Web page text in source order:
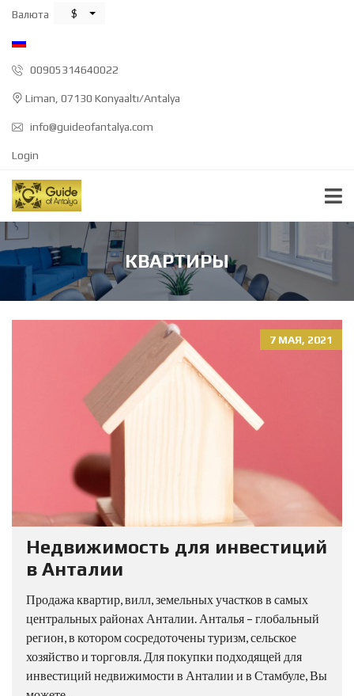
Валюта $
00905314640022
Liman, 07130 Konyaaltı/Antalya
info@guideofantalya.com
Login
КВАРТИРЫ
7 МАЯ, 2021
Недвижимость для инвестиций
в Анталии
Продажа квартир, вилл, земельных участков в самых
центральных районах Анталии. Анталья – глобальный
регион, в котором сосредоточены туризм, сельское
хозяйство и торговля. Для покупки подходящей для
инвестиций недвижимости в Анталии и в Стамбуле, Вы